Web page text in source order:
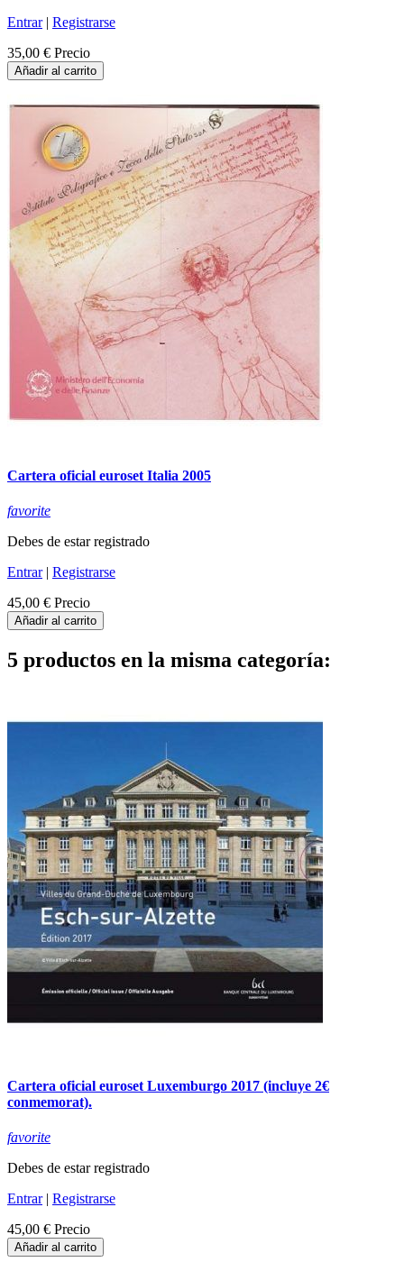
Entrar| Registrarse
35,00 € Precio
Añadir al carrito
Cartera oficial euroset Italia 2005
favorite
Debes de estar registrado
Entrar| Registrarse
45,00 € Precio
Añadir al carrito
5 productos en la misma categoría:
Cartera oficial euroset Luxemburgo 2017 (incluye 2€
conmemorat).
favorite
Debes de estar registrado
Entrar| Registrarse
45,00 € Precio
Añadir al carrito